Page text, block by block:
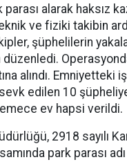
alarak haksız
ve fiziki takibin
şüphelilerin
alındı. Emniyetteki
edilen 10
ev hapsi verildi.
2918 sayılı
park parası adı